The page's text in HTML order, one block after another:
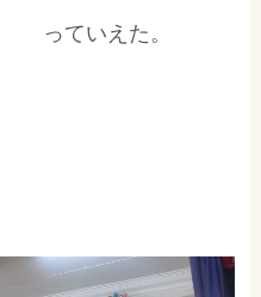
っていえた。